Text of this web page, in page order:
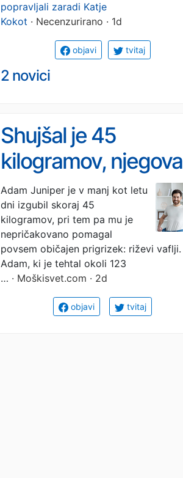
popravljali zaradi Katje
Kokot · Necenzurirano · 1d
objavi tvitaj
2 novici
Shujšal je 45
kilogramov, njegova
skrivnost pa ni bila
draga dieta
Adam Juniper je v manj kot letu
dni izgubil skoraj 45
kilogramov, pri tem pa mu je
nepričakovano pomagal
povsem običajen prigrizek: riževi vaflji.
Adam, ki je tehtal okoli 123
… · Moškisvet.com · 2d
objavi tvitaj